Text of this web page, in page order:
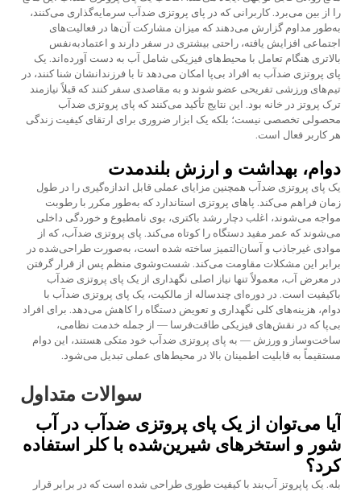
را از بین می‌برد. کاربرانی که در پای پروتزی ضدآب سرمایه‌گذاری می‌کنند،
به‌طور مداوم گزارش می‌دهند که میزان مشارکت آن‌ها در فعالیت‌های
اجتماعی افزایش یافته، راحتی بیشتری در سفر دارند و اعتمادبه‌نفس
بالاتری هنگام تعامل با محیط‌های فیزیکی شامل آب به دست آورده‌اند. یک
پای پروتزی ضدآب به افراد بی‌پا امکان می‌دهد تا با فرزندانشان شنا کنند، در
تیم‌های ورزشی تفریحی عضو شوند و به مقاصدی سفر کنند که قبلاً نیازمند
ترک پروتز در خانه بود. این نتایج تأکید می‌کنند که پای پروتزی ضدآب
محصولی تخصصی نیست؛ بلکه یک ابزار ضروری برای ارتقای کیفیت زندگی
هر کاربر فعال است.
دوام، بهداشت و ارزش بلندمدت
یک پاى پروتزی ضدآب همچنین مزایای عملی قابل اندازه‌گیری را در طول
زمان فراهم می‌کند. پاهای پروتزی استاندارد که به‌طور مکرر با رطوبت
مواجه می‌شوند، اغلب دچار رشد باکتری، بوی نامطبوع و خوردگی داخلی
می‌شوند که عمر مفید دستگاه را کوتاه می‌کند. پای پروتزی ضدآب، که از
موادی غیرجاذب و آسان‌التمیز ساخته شده است، به‌صورت طراحی‌شده در
برابر این مشکلات مقاومت می‌کند. شست‌وشوی منظم پس از قرار گرفتن
در معرض آب، معمولاً تنها نیاز اصلی نگهداری از یک پای پروتزی ضدآب
باکیفیت است. در دوره‌ای چندساله از مالکیت، یک پای پروتزی ضدآب با
دوام، هزینه‌های کلی نگهداری و تعویض دستگاه را کاهش می‌دهد. برای افراد
بی‌پا که در نقش‌های فیزیکی طاقت‌فرسا — از جمله خدمت نظامی،
ساخت‌وساز و ورزش — به پای پروتزی ضدآب خود متکی هستند، این دوام
مستقیماً به قابلیت اطمینان بالا در محیط‌های عملی تبدیل می‌شود.
سوالات متداول
آیا می‌توان از یک پای پروتزی ضدآب در آب
شور و استخرهای شیرین‌شده با کلر استفاده
کرد؟
بله. یک پاپروتز آب‌بند با کیفیت طوری طراحی شده است که در برابر قرار